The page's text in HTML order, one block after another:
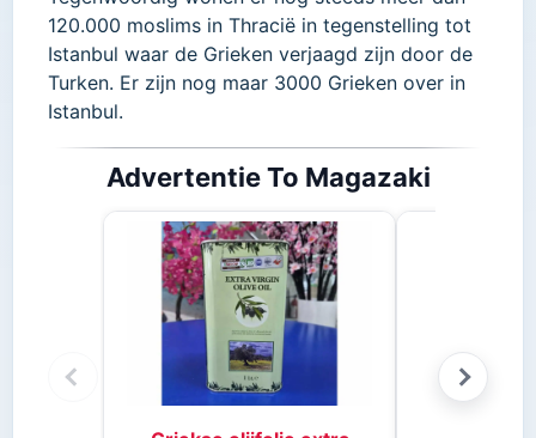
120.000 moslims in Thracië in tegenstelling tot
Istanbul waar de Grieken verjaagd zijn door de
Turken. Er zijn nog maar 3000 Grieken over in
Istanbul.
Advertentie To Magazaki
Stifado